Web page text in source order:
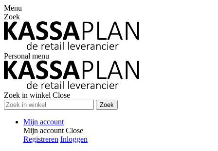
Menu
Zoek
Personal menu
Zoek in winkel Close
Zoek
Mijn account
Mijn account Close
Registreren Inloggen